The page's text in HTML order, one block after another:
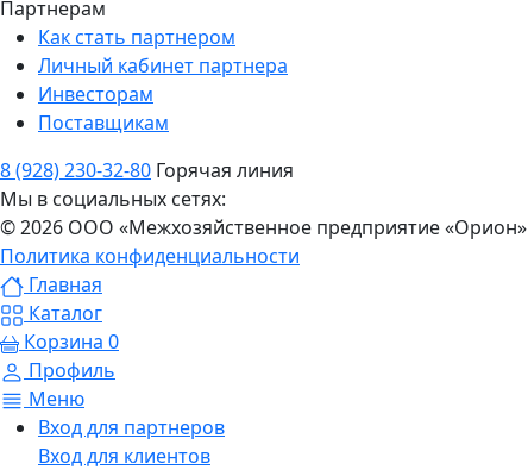
Партнерам
Как стать партнером
Личный кабинет партнера
Инвесторам
Поставщикам
8 (928) 230-32-80 Горячая линия
Мы в социальных сетях:
© 2026 ООО «Межхозяйственное предприятие «Орион»
Политика конфиденциальности
Главная
Каталог
Корзина 0
Профиль
Меню
Вход для партнеров
Вход для клиентов